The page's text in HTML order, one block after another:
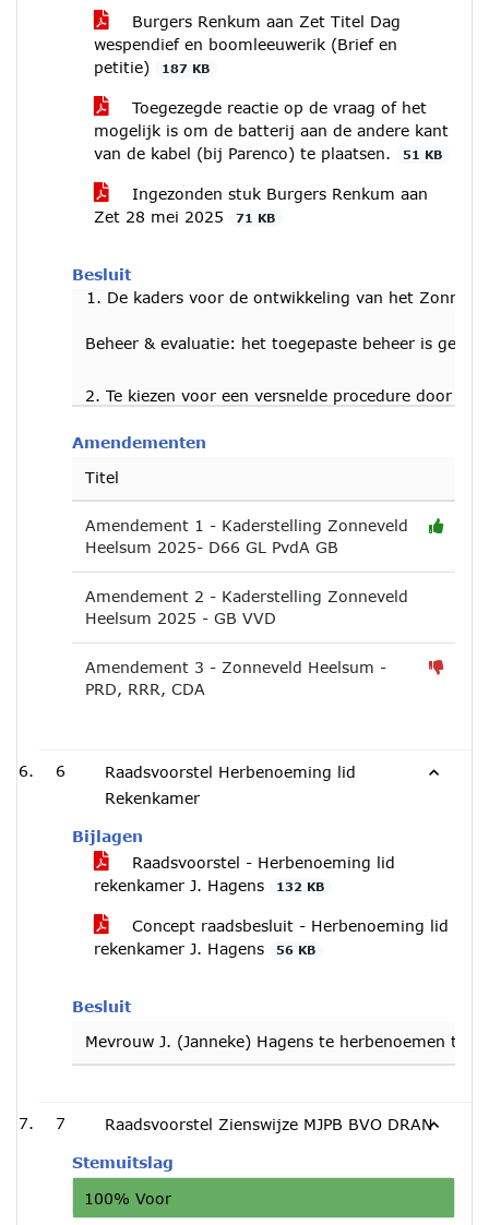
Burgers Renkum aan Zet Titel Dag
wespendief en boomleeuwerik (Brief en
petitie)
187 KB
Toegezegde reactie op de vraag of het
mogelijk is om de batterij aan de andere kant
van de kabel (bij Parenco) te plaatsen.
51 KB
Ingezonden stuk Burgers Renkum aan
Zet 28 mei 2025
71 KB
Besluit
De kaders voor de ontwikkeling van het
Beheer & evaluatie: het toegepaste beheer is
2. Te kiezen voor een versnelde procedure door af
Amendementen
Titel
Amendement 1 - Kaderstelling Zonneveld
Heelsum 2025- D66 GL PvdA GB
Amendement 2 - Kaderstelling Zonneveld
Heelsum 2025 - GB VVD
Amendement 3 - Zonneveld Heelsum -
PRD, RRR, CDA
6
Raadsvoorstel Herbenoeming lid
Rekenkamer
Bijlagen
Raadsvoorstel - Herbenoeming lid
rekenkamer J. Hagens
132 KB
Concept raadsbesluit - Herbenoeming lid
rekenkamer J. Hagens
56 KB
Besluit
Mevrouw J. (Janneke) Hagens te herbenoemen
7 Raadsvoorstel Zienswijze MJPB BVO DRAN
Stemuitslag
100% Voor